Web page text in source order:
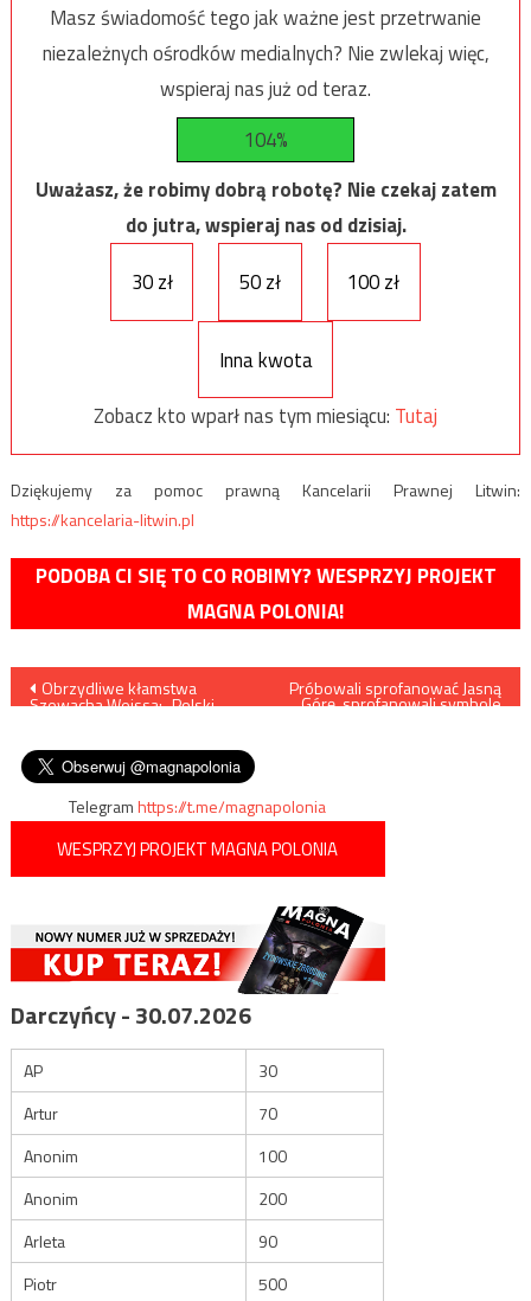
Masz świadomość tego jak ważne jest przetrwanie
niezależnych ośrodków medialnych? Nie zwlekaj więc,
wspieraj nas już od teraz.
104%
Uważasz, że robimy dobrą robotę? Nie czekaj zatem
do jutra, wspieraj nas od dzisiaj.
30 zł
50 zł 100 zł
Inna kwota
Zobacz kto wparł nas tym miesiącu: Tutaj
Dziękujemy za pomoc prawną Kancelarii Prawnej Litwin:
https://kancelaria-litwin.pl
PODOBA CI SIĘ TO CO ROBIMY? WESPRZYJ PROJEKT
MAGNA POLONIA!
Nawigacja
Obrzydliwe kłamstwa
Szewacha Weissa: „Polski
Próbowali sprofanować Jasną
Górę, sprofanowali symbole
Telegramhttps://t.me/magnapolonia
WESPRZYJ PROJEKT MAGNA POLONIA
Darczyńcy - 30.07.2026
AP
30
Artur
70
Anonim
100
Anonim
200
Arleta
90
Piotr
500